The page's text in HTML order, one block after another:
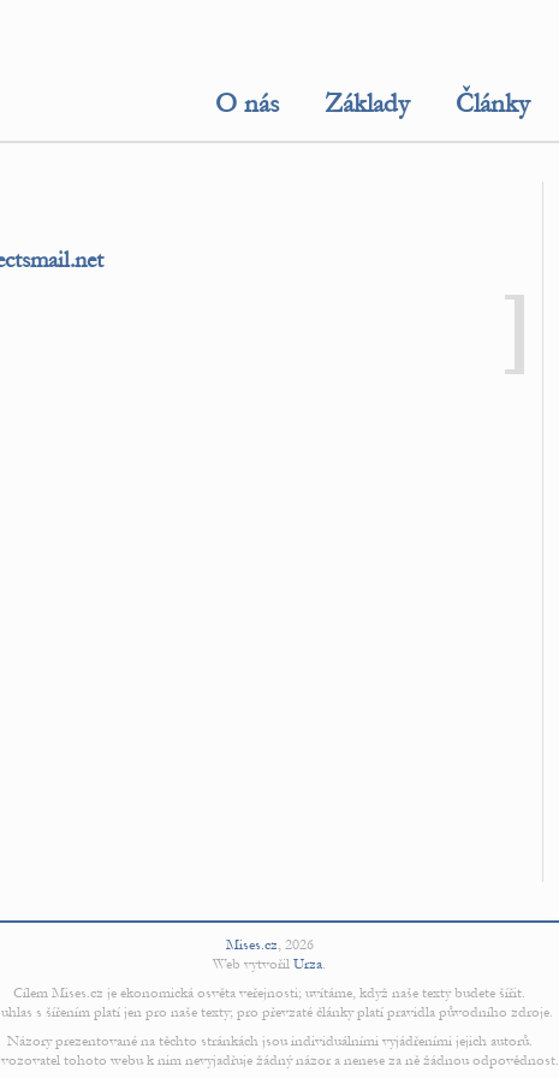
O nás Základy Články
Mises.cz, 2026
Web vytvořil Urza.
Cílem Mises.cz je ekonomická osvěta veřejnosti; uvítáme, když naše texty budete šířit.
s šířením platí jen pro naše texty; pro převzaté články platí pravidla původního zdroje.
Názory prezentované na těchto stránkách jsou individuálními vyjádřeními jejich autorů.
tohoto webu k nim nevyjadřuje žádný názor a nenese za ně žádnou odpovědnost.